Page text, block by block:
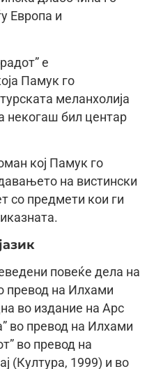
Европа и
е
Памук го
меланхолија
некогаш бил центар
кој Памук го
на вистински
со предмети кои ги
повеќе дела на
превод на Илхами
во издание на Арс
во превод на Илхами
во превод на
(Култура, 1999) и во